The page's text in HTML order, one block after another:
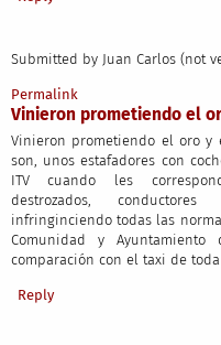
Submitted by Juan Carlos (not
Permalink
Vinieron prometiendo el
Vinieron prometiendo el oro
son, unos estafadores con
ITV cuando les
destrozados,
infringinciendo todas las
Comunidad y
comparación con el taxi de
Reply